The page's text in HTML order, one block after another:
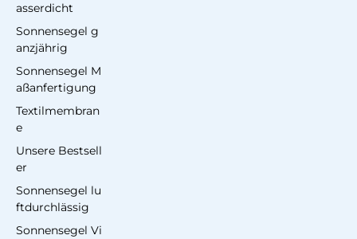
asserdicht
Sonnensegel g
anzjährig
Sonnensegel M
aßanfertigung
Textilmembran
e
Unsere Bestsell
er
Sonnensegel lu
ftdurchlässig
Sonnensegel Vi